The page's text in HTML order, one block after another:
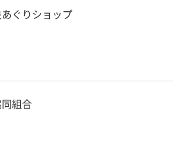
ぐりショップ
組合